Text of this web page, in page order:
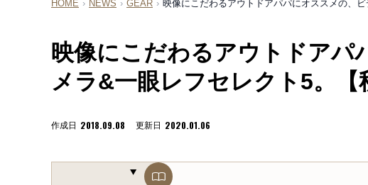
HOME › NEWS › GEAR › 映像にこだわるアウトドアパパにオススメの、
映像にこだわるアウトドアパ
メラ&一眼レフセレクト5。【
作成日 2018.09.08 更新日 2020.01.06